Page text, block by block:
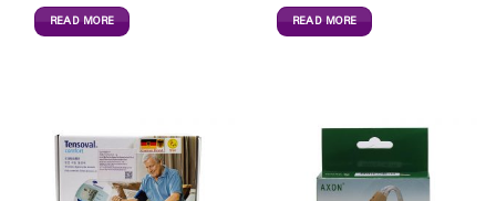
READ MORE READ MORE